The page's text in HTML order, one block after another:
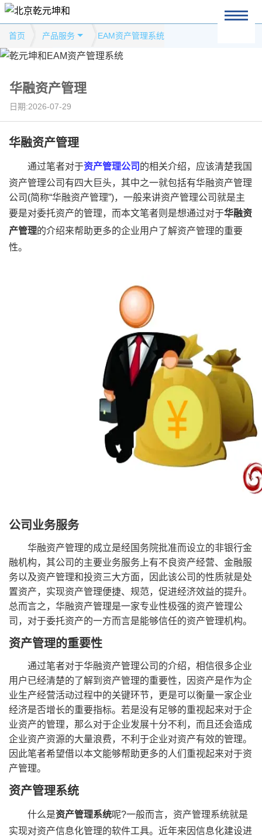
首页 产品服务 EAM资产管理系统
华融资产管理
日期:2026-07-29
华融资产管理
通过笔者对于资产管理公司 的相关介绍，应该清楚我国
资产管理公司有四大巨头，其中之一就包括有华融资产管理
公司(简称“华融资产管理”)，一般来讲资产管理公司就是主
要是对委托资产的管理，而本文笔者则是想通过对于华融资
产管理的介绍来帮助更多的企业用户了解资产管理的重要
性。
公司业务服务
华融资产管理的成立是经国务院批准而设立的非银行金
融机构，其公司的主要业务服务上有不良资产经营、金融服
务以及资产管理和投资三大方面，因此该公司的性质就是处
置资产，实现资产管理便捷、规范，促进经济效益的提升。
总而言之，华融资产管理是一家专业性极强的资产管理公
司，对于委托资产的一方而言是能够信任的资产管理机构。
资产管理的重要性
通过笔者对于华融资产管理公司的介绍，相信很多企业
用户已经清楚的了解到资产管理的重要性，因资产是作为企
业生产经营活动过程中的关键环节，更是可以衡量一家企业
经济是否增长的重要指标。若是没有足够的重视起来对于企
业资产的管理，那么对于企业发展十分不利，而且还会造成
企业资产资源的大量浪费，不利于企业对资产有效的管理。
因此笔者希望借以本文能够帮助更多的人们重视起来对于资
产管理。
资产管理系统
什么是资产管理系统呢?一般而言，资产管理系统就是
实现对资产信息化管理的软件工具。近年来因信息化建设进